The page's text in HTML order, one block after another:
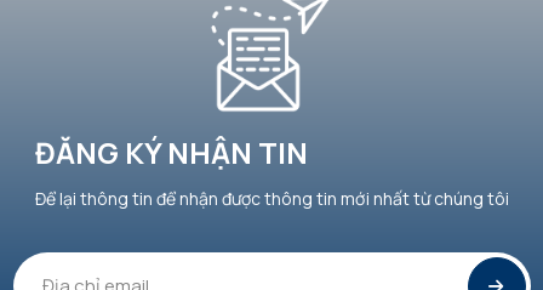
ĐĂNG KÝ NHẬN TIN
Để lại thông tin để nhận được thông tin mới nhất từ chúng tôi